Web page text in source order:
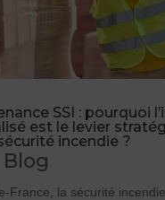
SSI : pourquoi
est le levier
incendie ?
Blog
France, la sécurité